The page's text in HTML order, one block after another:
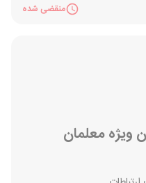
منقضی شده
ویژه معلمان